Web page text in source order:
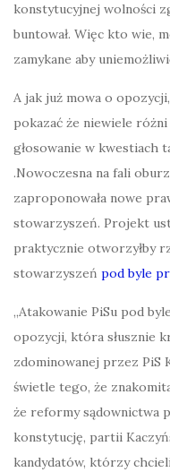
konstytucyjnej wolności
buntował. Więc kto wie,
zamykane aby
A jak już mowa o
pokazać że niewiele
głosowanie w kwestiach
.Nowoczesna na fali
zaproponowała nowe
stowarzyszeń. Projekt
praktycznie otworzyłby
stowarzyszeń pod byle
„Atakowanie PiSu pod
opozycji, która słusznie
zdominowanej przez PiS
świetle tego, że
że reformy sądownictwa
konstytucję, partii
kandydatów, którzy